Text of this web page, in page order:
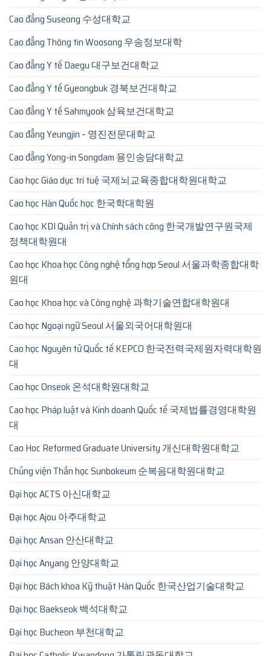
Cao đẳng Suseong 수성대학교
Cao đẳng Thông tin Woosong 우송정보대학
Cao đẳng Y tế Daegu 대구보건대학교
Cao đẳng Y tế Gyeongbuk 경북보건대학교
Cao đẳng Y tế Sahmyook 삼육보건대학교
Cao đẳng Yeungjin – 영진전문대학교
Cao đẳng Yong-in Songdam 용인송담대학교
Cao học Giáo dục trí tuệ 국제뇌교육종합대학원대학교
Cao học Hàn Quốc học 한국학대학원
Cao học KDI Quản trị và Chính sách công 한국개발연구원국제
정책대학원대
Cao học Khoa học Công nghệ tổng hợp Seoul 서울과학종합대학
원대
Cao học Khoa học và Công nghệ 과학기술연합대학원대
Cao học Ngoại ngữ Seoul 서울외국어대학원대
Cao học Nguyên tử Quốc tế KEPCO 한국전력국제원자력대학원
대
Cao học Onseok 온석대학원대학교
Cao học Pháp luật và Kinh doanh Quốc tế 국제법률경영대학원
대
Cao Hoc Reformed Graduate University 개신대학원대학교
Chủng viện Thần học Sunbokeum 순복음대학원대학교
Đại học ACTS 아신대학교
Đại học Ajou 아주대학교
Đại học Ansan 안산대학교
Đại học Anyang 안양대학교
Đại học Bách khoa Kỹ thuật Hàn Quốc 한국산업기술대학교
Đại học Baekseok 백석대학교
Đại học Bucheon 부천대학교